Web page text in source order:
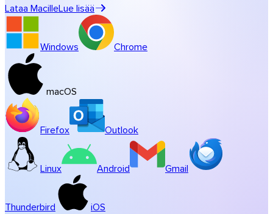
Lataa MacilleLue lisää
Windows Chrome
macOS
Firefox Outlook
Linux Android Gmail
Thunderbird
iOS